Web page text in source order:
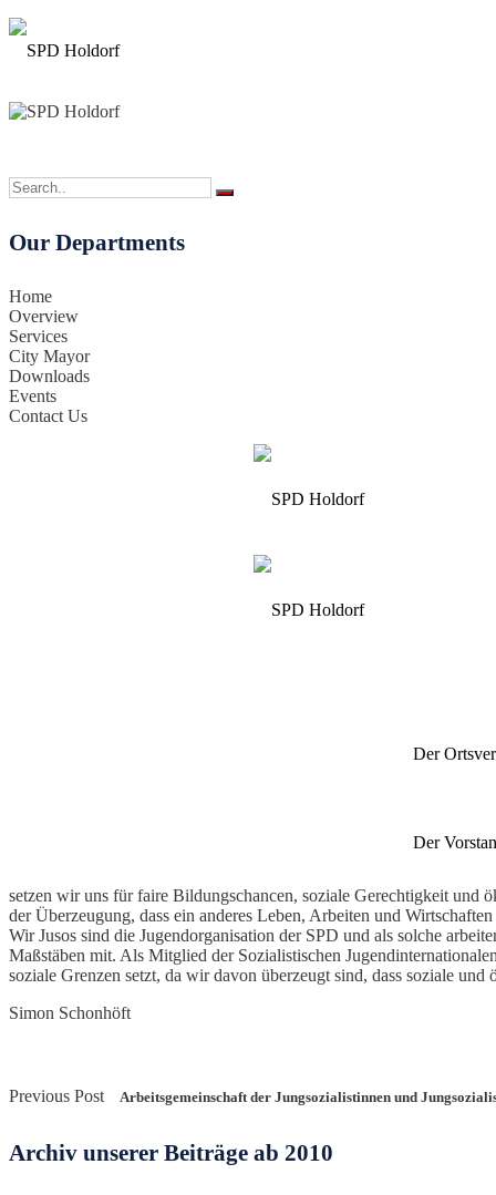
Our Departments
Home
Overview
Services
City Mayor
Downloads
Events
Contact Us
Der
Der
setzen wir uns für faire Bildungschancen, soziale Gerechtigkeit und
der Überzeugung, dass ein anderes Leben, Arbeiten und
Wir Jusos sind die Jugendorganisation der SPD und als solche
Maßstäben mit. Als Mitglied der Sozialistischen
soziale Grenzen setzt, da wir davon überzeugt sind, dass soziale
Simon Schonhöft
Previous Post Arbeitsgemeinschaft der Jungsozialistinnen und
Archiv unserer Beiträge ab 2010